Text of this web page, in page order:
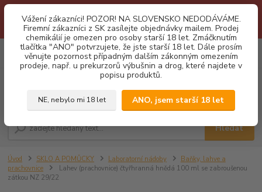
je neustálé porušování obchodních podmínek. Firemní zájemci o naše
produkty z SK zasílejte objednávky mailovou cestou. Děkujeme!
Vážení zákazníci! POZOR! NA SLOVENSKO NEDODÁVÁME.
Firemní zákazníci z SK zasílejte objednávky mailem. Prodej
chemikálií je omezen pro osoby starší 18 let. Zmáčknutím
tlačítka "ANO" potvrzujete, že jste starší 18 let. Dále prosím
věnujte pozornost případným dalším zákonným omezením
prodeje, např. u prekurzorů výbušnin a drog, které najdete v
popisu produktů.
NE, nebylo mi 18 let ANO, jsem starší 18 let
Menu
CZK
Hledat
0
za0,00 Kč
Úvod SKLO A POMŮCKY Laboratorní nádoby
Baňky, lahve a
prachovnice
Lahev (prachovnice) čtyřhranná hnědá 100 ml se zabroušenou
zátkou NZ 29/22